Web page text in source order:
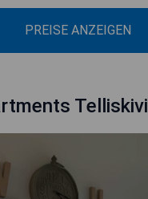
PREISE ANZEIGEN
Telliskivi